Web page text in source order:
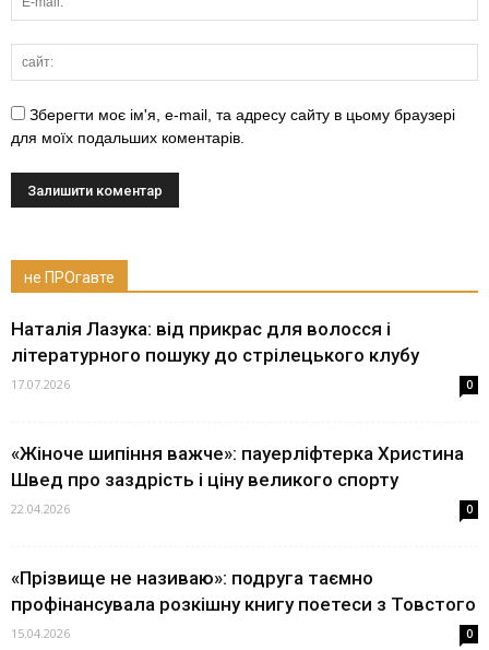
Зберегти моє ім'я, e-mail, та адресу сайту в цьому браузері
для моїх подальших коментарів.
не ПРОгавте
Наталія Лазука: від прикрас для волосся і
літературного пошуку до стрілецького клубу
17.07.2026 0
«Жіноче шипіння важче»: пауерліфтерка Христина
Швед про заздрість і ціну великого спорту
22.04.2026 0
«Прізвище не називаю»: подруга таємно
профінансувала розкішну книгу поетеси з Товстого
15.04.2026 0